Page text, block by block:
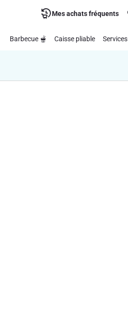
Mes achats fréquents
Barbecue 🫕 Caisse pliable Services